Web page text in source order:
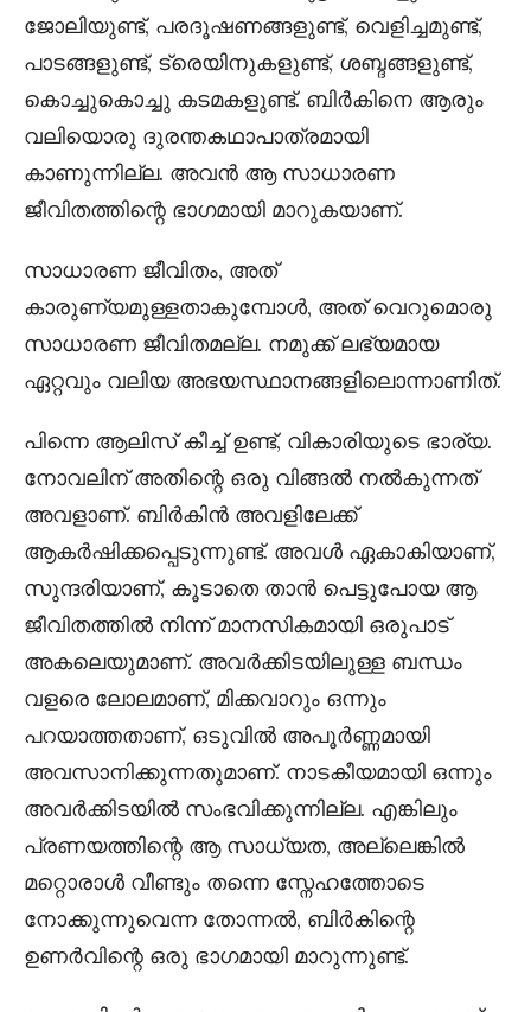
ജോലിയുണ്ട്, പരദൂഷണങ്ങളുണ്ട്, വെളിച്ചമുണ്ട്,
പാടങ്ങളുണ്ട്, ട്രെയിനുകളുണ്ട്, ശബ്ദങ്ങളുണ്ട്,
കൊച്ചുകൊച്ചു കടമകളുണ്ട്. ബിർകിനെ ആരും
വലിയൊരു ദുരന്തകഥാപാത്രമായി
കാണുന്നില്ല. അവൻ ആ സാധാരണ
ജീവിതത്തിന്റെ ഭാഗമായി മാറുകയാണ്.
സാധാരണ ജീവിതം, അത്
കാരുണ്യമുള്ളതാകുമ്പോൾ, അത് വെറുമൊരു
സാധാരണ ജീവിതമല്ല. നമുക്ക് ലഭ്യമായ
ഏറ്റവും വലിയ അഭയസ്ഥാനങ്ങളിലൊന്നാണിത്.
പിന്നെ ആലിസ് കീച്ച് ഉണ്ട്, വികാരിയുടെ ഭാര്യ.
നോവലിന് അതിന്റെ ഒരു വിങ്ങൽ നൽകുന്നത്
അവളാണ്. ബിർകിൻ അവളിലേക്ക്
ആകർഷിക്കപ്പെടുന്നുണ്ട്. അവൾ ഏകാകിയാണ്,
സുന്ദരിയാണ്, കൂടാതെ താൻ പെട്ടുപോയ ആ
ജീവിതത്തിൽ നിന്ന് മാനസികമായി ഒരുപാട്
അകലെയുമാണ്. അവർക്കിടയിലുള്ള ബന്ധം
വളരെ ലോലമാണ്, മിക്കവാറും ഒന്നും
പറയാത്തതാണ്, ഒടുവിൽ അപൂർണ്ണമായി
അവസാനിക്കുന്നതുമാണ്. നാടകീയമായി ഒന്നും
അവർക്കിടയിൽ സംഭവിക്കുന്നില്ല. എങ്കിലും
പ്രണയത്തിന്റെ ആ സാധ്യത, അല്ലെങ്കിൽ
മറ്റൊരാൾ വീണ്ടും തന്നെ സ്നേഹത്തോടെ
നോക്കുന്നുവെന്ന തോന്നൽ, ബിർകിന്റെ
ഉണർവിന്റെ ഒരു ഭാഗമായി മാറുന്നുണ്ട്.